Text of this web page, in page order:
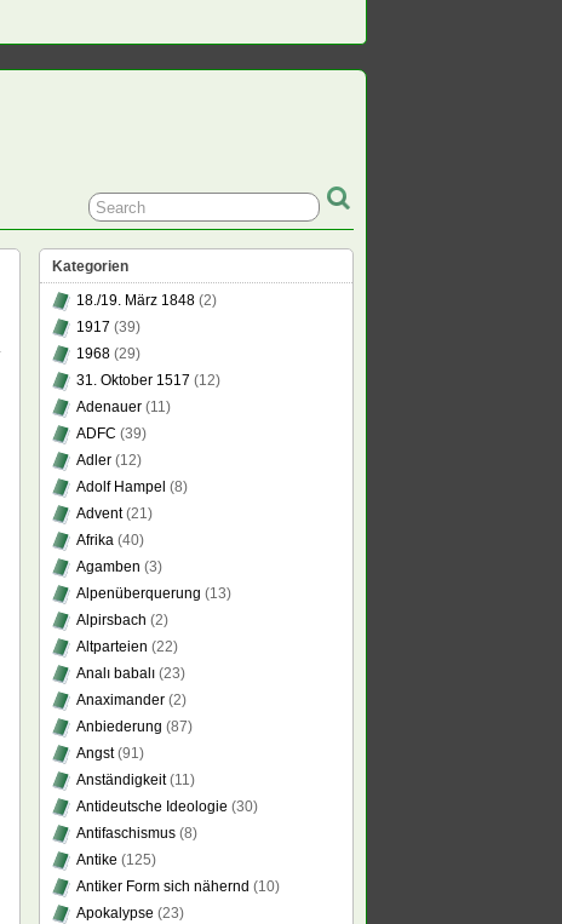
Kategorien
18./19. März 1848 (2)
1917 (39)
1968 (29)
31. Oktober 1517 (12)
Adenauer (11)
ADFC (39)
Adler (12)
Adolf Hampel (8)
Advent(21)
Afrika (40)
Agamben (3)
Alpenüberquerung (13)
Alpirsbach (2)
Altparteien (22)
Analı babalı (23)
Anaximander (2)
Anbiederung (87)
Angst(91)
Anständigkeit(11)
Antideutsche Ideologie (30)
Antifaschismus (8)
Antike (125)
Antiker Form sich nähernd (10)
Apokalypse (23)